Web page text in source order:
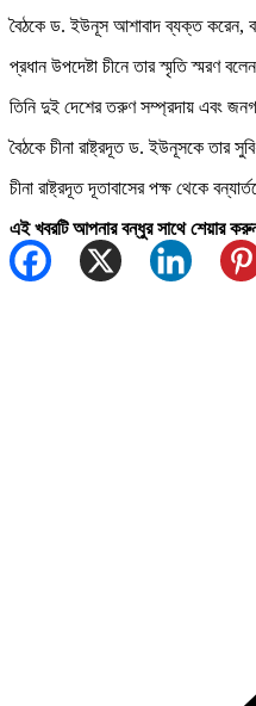
বৈঠকে ড. ইউনূস আশাবাদ ব্যক্ত করেন,
প্রধান উপদেষ্টা চীনে তার স্মৃতি স্মরণ
তিনি দুই দেশের তরুণ সম্প্রদায় এবং
বৈঠকে চীনা রাষ্ট্রদূত ড. ইউনূসকে তার
চীনা রাষ্ট্রদূত দূতাবাসের পক্ষ থেকে
এই খবরটি আপনার বন্ধুর সাথে শেয়ার